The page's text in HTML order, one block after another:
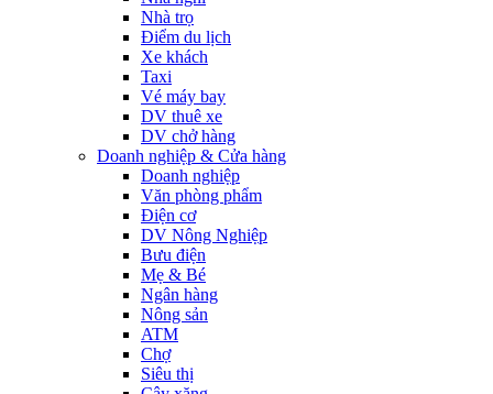
Nhà trọ
Điểm du lịch
Xe khách
Taxi
Vé máy bay
DV thuê xe
DV chở hàng
Doanh nghiệp & Cửa hàng
Doanh nghiệp
Văn phòng phẩm
Điện cơ
DV Nông Nghiệp
Bưu điện
Mẹ & Bé
Ngân hàng
Nông sản
ATM
Chợ
Siêu thị